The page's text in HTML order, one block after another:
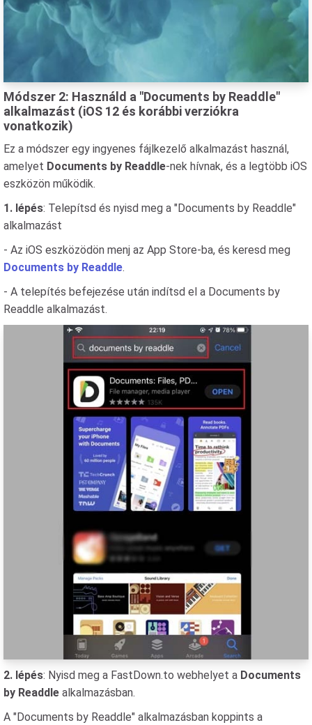
Módszer 2: Használd a "Documents by Readdle"
alkalmazást (iOS 12 és korábbi verziókra
vonatkozik)
Ez a módszer egy ingyenes fájlkezelő alkalmazást használ,
amelyet Documents by Readdle-nek hívnak, és a legtöbb iOS
eszközön működik.
1. lépés: Telepítsd és nyisd meg a "Documents by Readdle"
alkalmazást
- Az iOS eszközödön menj az App Store-ba, és keresd meg
Documents by Readdle.
- A telepítés befejezése után indítsd el a Documents by
Readdle alkalmazást.
2. lépés: Nyisd meg a FastDown.to webhelyet a Documents
by Readdle alkalmazásban.
A "Documents by Readdle" alkalmazásban koppints a